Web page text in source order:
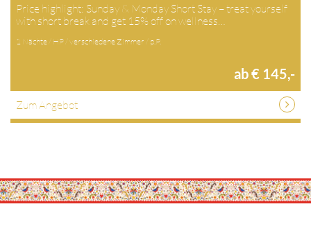
Price highlight: Sunday & Monday Short Stay – treat yourself
with short break and get 15% off on wellness…
1 Nächte / HP / verschiedene Zimmer / p.P.
ab € 145,-
Zum Angebot